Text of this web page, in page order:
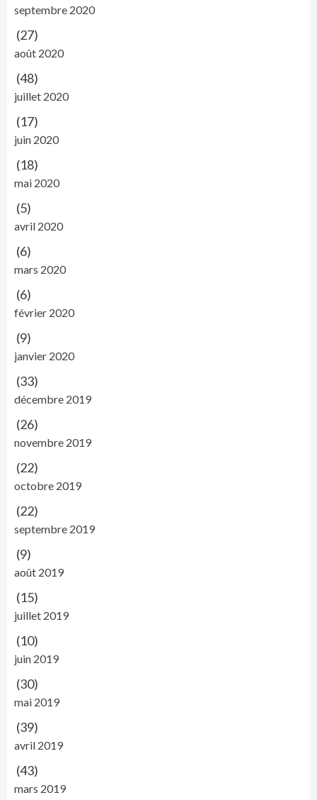
septembre 2020
(27)
août 2020
(48)
juillet 2020
(17)
juin 2020
(18)
mai 2020
(5)
avril 2020
(6)
mars 2020
(6)
février 2020
(9)
janvier 2020
(33)
décembre 2019
(26)
novembre 2019
(22)
octobre 2019
(22)
septembre 2019
(9)
août 2019
(15)
juillet 2019
(10)
juin 2019
(30)
mai 2019
(39)
avril 2019
(43)
mars 2019